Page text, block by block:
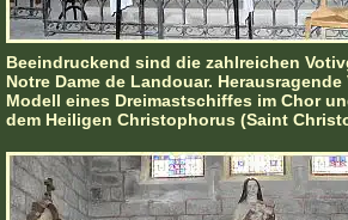
Beeindruckend sind die zahlreichen
Notre Dame de Landouar.
Modell eines Dreimastschiffes im Chor
dem Heiligen Christophorus (Saint